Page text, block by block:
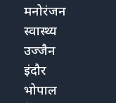
मनोरंजन
स्वास्थ्य
उज्जैन
इंदौर
भोपाल